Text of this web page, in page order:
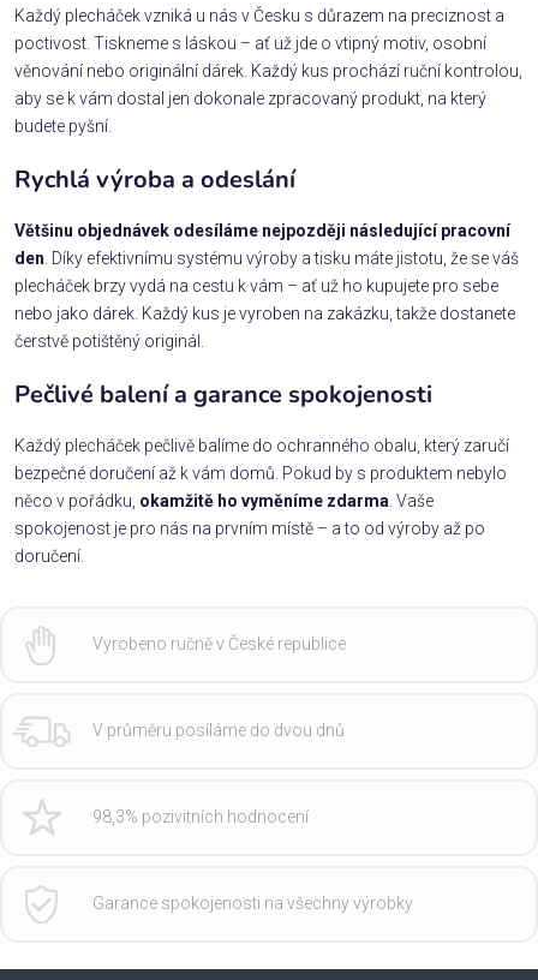
Každý plecháček vzniká u nás v Česku s důrazem na preciznost a
poctivost. Tiskneme s láskou – ať už jde o vtipný motiv, osobní
věnování nebo originální dárek. Každý kus prochází ruční kontrolou,
aby se k vám dostal jen dokonale zpracovaný produkt, na který
budete pyšní.
Rychlá výroba a odeslání
Většinu objednávek odesíláme nejpozději následující pracovní
den . Díky efektivnímu systému výroby a tisku máte jistotu, že se váš
plecháček brzy vydá na cestu k vám – ať už ho kupujete pro sebe
nebo jako dárek. Každý kus je vyroben na zakázku, takže dostanete
čerstvě potištěný originál.
Pečlivé balení a garance spokojenosti
Každý plecháček pečlivě balíme do ochranného obalu, který zaručí
bezpečné doručení až k vám domů. Pokud by s produktem nebylo
něco v pořádku, okamžitě ho vyměníme zdarma . Vaše
spokojenost je pro nás na prvním místě – a to od výroby až po
doručení.
Vyrobeno ručně v České republice
V průměru posíláme do dvou dnů
98,3% pozivitních hodnocení
Garance spokojenosti na všechny výrobky